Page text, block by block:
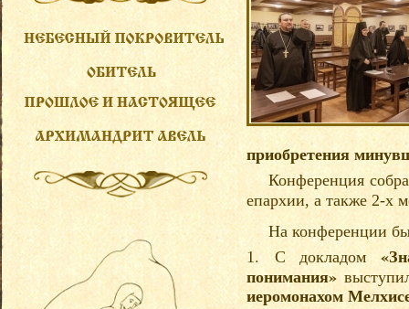
приобретения
Конференция
епархии, а также 2-х
На конференции
1. С докладом
понимания»
иеромонахом